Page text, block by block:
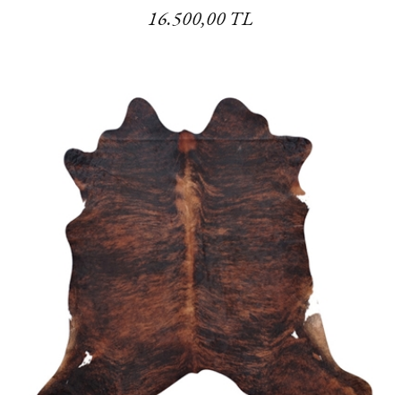
16.500,00 TL